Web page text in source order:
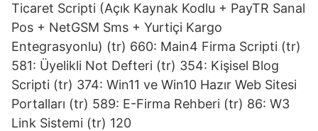
Ticaret Scripti (Açık Kaynak Kodlu + PayTR Sanal
Pos + NetGSM Sms + Yurtiçi Kargo
Entegrasyonlu) (tr) 660: Main4 Firma Scripti (tr)
581: Üyelikli Not Defteri (tr) 354: Kişisel Blog
Scripti (tr) 374: Win11 ve Win10 Hazır Web Sitesi
Portalları (tr) 589: E-Firma Rehberi (tr) 86: W3
Link Sistemi (tr) 120